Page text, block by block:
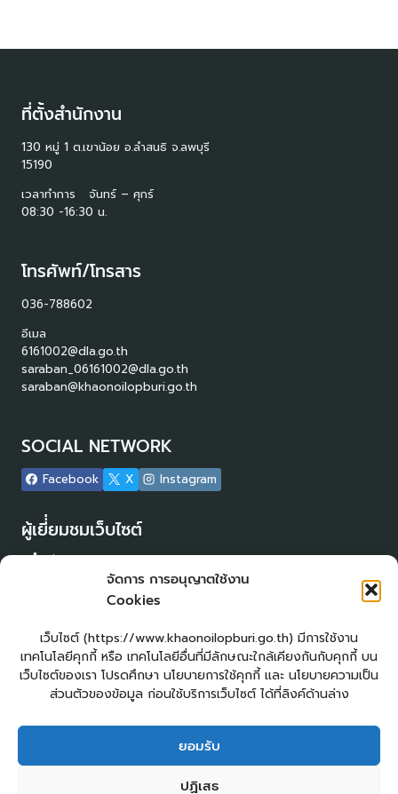
จัดการ การอนุญาตใช้งาน
Cookies
เว็บไซต์ (https://www.khaonoilopburi.go.th) มีการใช้งาน
เทคโนโลยีคุกกี้ หรือ เทคโนโลยีอื่นที่มีลักษณะใกล้เคียงกันกับคุกกี้ บน
เว็บไซต์ของเรา โปรดศึกษา นโยบายการใช้คุกกี้ และ นโยบายความเป็น
ส่วนตัวของข้อมูล ก่อนใช้บริการเว็บไซต์ ได้ที่ลิงค์ด้านล่าง
ยอมรับ
ปฏิเสธ
ที่ตั้งสำนักงาน
130 หมู่ 1 ต.เขาน้อย อ.ลำสนธิ จ.ลพบุรี
15190
เวลาทำการ จันทร์ – ศุกร์
08:30 -16:30 น.
โทรศัพท์/โทรสาร
036-788602
อีเมล
6161002@dla.go.th
saraban_06161002@dla.go.th
saraban@khaonoilopburi.go.th
SOCIAL NETWORK
Facebook X Instagram
ผู้เยี่่ยมชมเว็บไซต์
แผนผังเว็บไซต์
จัดทำเว็บไซต์
LopburiWebDesign.com
ยื่นแบบคำร้องทั่วไปออนไลน์
ศูนย์ข้อมูลข่าวสาร อบต.เขาน้อย